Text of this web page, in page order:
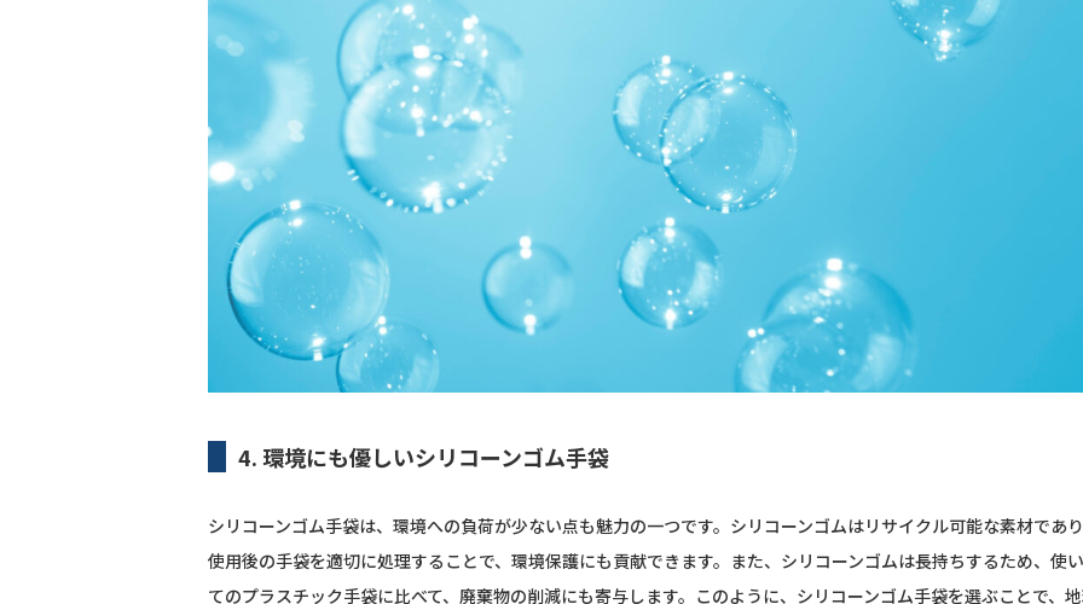
4. 環境にも優しいシリコーンゴム手袋
シリコーンゴム手袋は、環境への負荷が少ない点も魅力の一つです。シリコーンゴムはリサイクル可能な素材であり
使用後の手袋を適切に処理することで、環境保護にも貢献できます。また、シリコーンゴムは長持ちするため、使
てのプラスチック手袋に比べて、廃棄物の削減にも寄与します。このように、シリコーンゴム手袋を選ぶことで、